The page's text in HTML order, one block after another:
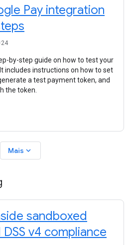
Pay integration
by-step guide on how to test your
includes instructions on how to set
a test payment token, and
the token.
Mais expand_more
sandboxed
v4 compliance